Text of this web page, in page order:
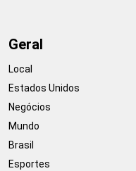
Geral
Local
Estados Unidos
Negócios
Mundo
Brasil
Esportes